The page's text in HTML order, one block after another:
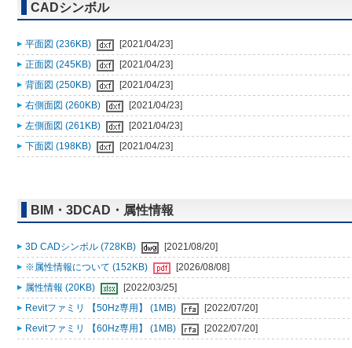
CADシンボル
平面図 (236KB)
[2021/04/23]
正面図 (245KB)
[2021/04/23]
背面図 (250KB)
[2021/04/23]
右側面図 (260KB)
[2021/04/23]
左側面図 (261KB)
[2021/04/23]
下面図 (198KB)
[2021/04/23]
BIM・3DCAD・属性情報
3D CADシンボル (728KB)
[2021/08/20]
※属性情報について (152KB)
[2026/08/08]
属性情報 (20KB)
[2022/03/25]
Revitファミリ 【50Hz専用】 (1MB)
[2022/07/20]
Revitファミリ 【60Hz専用】 (1MB)
[2022/07/20]